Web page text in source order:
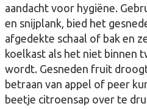
aandacht voor hygiëne.
en snijplank, bied het
afgedekte schaal of bak en
koelkast als het niet binnen
wordt. Gesneden fruit
betraan van appel of peer
beetje citroensap over te